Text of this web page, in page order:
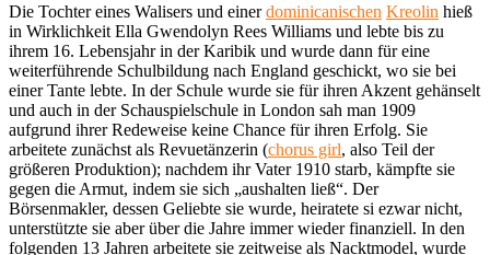
Die Tochter eines Walisers und einerdominicanischen Kreolin hieß
in Wirklichkeit Ella Gwendolyn Rees Williams und lebte bis zu
ihrem 16. Lebensjahr in der Karibik und wurde dann für eine
weiterführende Schulbildung nach England geschickt, wo sie bei
einer Tante lebte. In der Schule wurde sie für ihren Akzent gehänselt
und auch in der Schauspielschule in London sah man 1909
aufgrund ihrer Redeweise keine Chance für ihren Erfolg. Sie
arbeitete zunächst als Revuetänzerin (chorus girl, also Teil der
größeren Produktion); nachdem ihr Vater 1910 starb, kämpfte sie
gegen die Armut, indem sie sich „aushalten ließ“. Der
Börsenmakler, dessen Geliebte sie wurde, heiratete si ezwar nicht,
unterstützte sie aber über die Jahre immer wieder finanziell. In den
folgenden 13 Jahren arbeitete sie zeitweise als Nacktmodel, wurde